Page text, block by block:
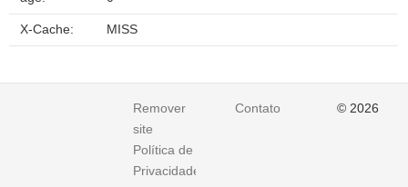
X-Cache: MISS
Remover
site
Política de
Privacidade
Contato © 2026